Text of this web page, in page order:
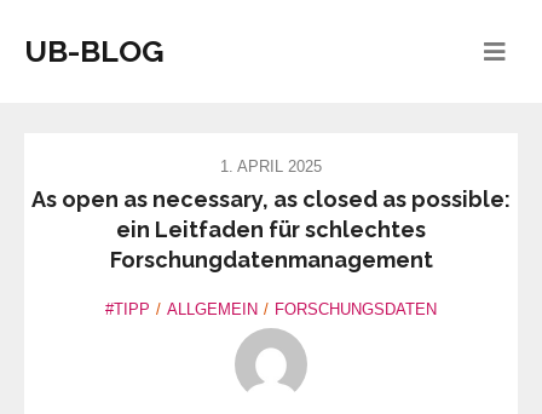
UB-BLOG
1. APRIL 2025
As open as necessary, as closed as possible:
ein Leitfaden für schlechtes
Forschungdatenmanagement
#TIPP ALLGEMEIN FORSCHUNGSDATEN